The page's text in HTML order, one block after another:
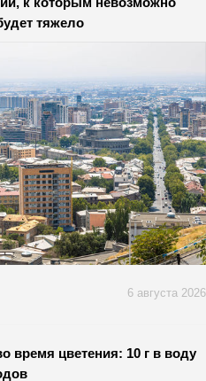
тяжело
6 августа 2026
время цветения: 10 г в воду